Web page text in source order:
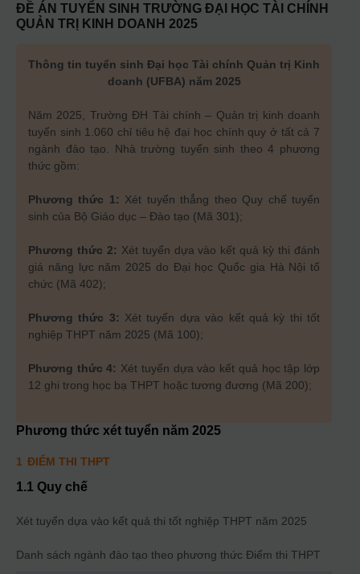
ĐỀ ÁN TUYỂN SINH TRƯỜNG ĐẠI HỌC TÀI CHÍNH
QUẢN TRỊ KINH DOANH 2025
Thông tin tuyển sinh Đại học Tài chính Quản trị Kinh
doanh (UFBA) năm 2025
Năm 2025, Trường ĐH Tài chính – Quản trị kinh doanh
tuyển sinh 1.060 chỉ tiêu hệ đại học chính quy ở tất cả 7
ngành đào tạo. Nhà trường tuyển sinh theo 4 phương
thức gồm:
Phương thức 1: Xét tuyển thẳng theo Quy chế tuyển
sinh của Bộ Giáo dục – Đào tạo (Mã 301);
Phương thức 2: Xét tuyển dựa vào kết quả kỳ thi đánh
giá năng lực năm 2025 do Đại học Quốc gia Hà Nội tổ
chức (Mã 402);
Phương thức 3: Xét tuyển dựa vào kết quả kỳ thi tốt
nghiệp THPT năm 2025 (Mã 100);
Phương thức 4: Xét tuyển dựa vào kết quả học tập lớp
12 ghi trong học bạ THPT hoặc tương đương (Mã 200);
Phương thức xét tuyển năm 2025
1 ĐIỂM THI THPT
1.1 Quy chế
Xét tuyển dựa vào kết quả thi tốt nghiệp THPT năm 2025
Danh sách ngành đào tạo theo phương thức Điểm thi THPT